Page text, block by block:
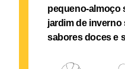
pequeno-almoço
jardim de
sabores doces e